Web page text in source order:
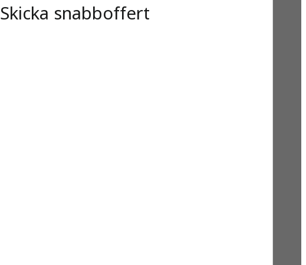
Skicka snabboffert